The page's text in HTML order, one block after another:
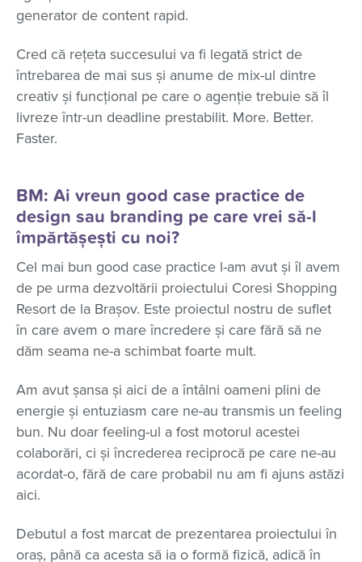
generator de content rapid.
Cred că rețeta succesului va fi legată strict de
întrebarea de mai sus și anume de mix-ul dintre
creativ și funcțional pe care o agenție trebuie să îl
livreze într-un deadline prestabilit. More. Better.
Faster.
BM: Ai vreun good case practice de
design sau branding pe care vrei să-l
împărtășești cu noi?
Cel mai bun good case practice l-am avut și îl avem
de pe urma dezvoltării proiectului Coresi Shopping
Resort de la Brașov. Este proiectul nostru de suflet
în care avem o mare încredere și care fără să ne
dăm seama ne-a schimbat foarte mult.
Am avut șansa și aici de a întâlni oameni plini de
energie și entuziasm care ne-au transmis un feeling
bun. Nu doar feeling-ul a fost motorul acestei
colaborări, ci și încrederea reciprocă pe care ne-au
acordat-o, fără de care probabil nu am fi ajuns astăzi
aici.
Debutul a fost marcat de prezentarea proiectului în
oraș, până ca acesta să ia o formă fizică, adică în